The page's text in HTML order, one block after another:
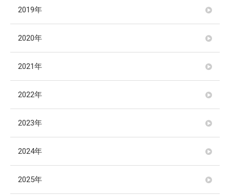
2019年
2020年
2021年
2022年
2023年
2024年
2025年